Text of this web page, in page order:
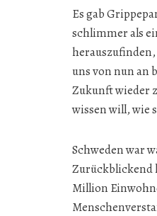
Es gab
schlimmer als
uns von nun an
Zukunft wieder
wissen will, wie
Schweden war
Zurückblickend
Million